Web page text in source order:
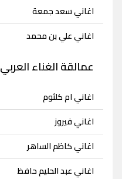
اغاني سعد جمعة
اغاني علي بن محمد
عمالقة الغناء العربي
اغاني ام كلثوم
اغاني فيروز
اغاني كاظم الساهر
اغاني عبد الحليم حافظ